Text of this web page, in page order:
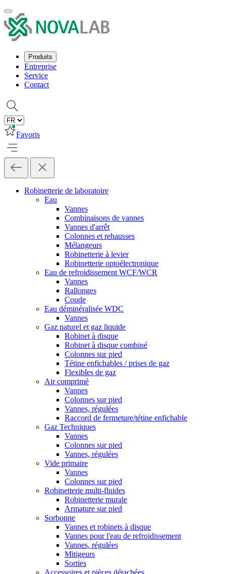
Produits
Entreprise
Service
Contact
Favoris
Robinetterie de laboratoire
Eau
Vannes
Combinaisons de vannes
Vannes d'arrêt
Colonnes et rehausses
Mélangeurs
Robinetterie à levier
Robinetterie optoélectronique
Eau de refroidissement WCF/WCR
Vannes
Rallonges
Coude
Eau déminéralisée WDC
Vannes
Gaz naturel et gaz liquide
Robinet à disque
Robinet à disque combiné
Colonnes sur pied
Tétine enfichables / prises de gaz
Flexibles de gaz
Air comprimé
Vannes
Colonnes sur pied
Vannes, régulées
Raccord de fermeture/tétine enfichable
Gaz Techniques
Vannes
Colonnes sur pied
Vannes, régulées
Vide primaire
Vannes
Colonnes sur pied
Robinetterie multi-fluides
Robinetterie murale
Armature sur pied
Sorbonne
Vannes et robinets à disque
Vannes pour l'eau de refroidissement
Vannes, régulées
Mitigeurs
Sorties
Accessoires et pièces détachées